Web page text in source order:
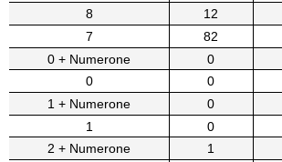
8
12
7
82
0 + Numerone
0
0
0
1 + Numerone
0
1
0
2 + Numerone
1